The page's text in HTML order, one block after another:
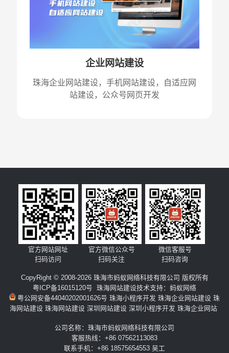
企业网站建设
珠海企业网站建设，手机网站建设，自适应网
站建设，公众号网页开发
官方网站网址
扫码访问
官方微信公众号
扫码关注
微信客服号
扫码咨询
CopyRight © 2008-2026 珠海市蚂蚁网络科技有限公司 版权所有
粤ICP备16015120号 珠海网站建设技术支持： 蚂蚁网络
粤公网安备44040202001626号 珠海小程序开发 珠海企业网站建设 珠
海网站建设 珠海网站建设 深圳网站建设 深圳小程序开发 珠海企业网站
公司名称：珠海市蚂蚁网络科技有限公司
客服热线：+86 07562113083
联系手机：+86 18575654553 吴工